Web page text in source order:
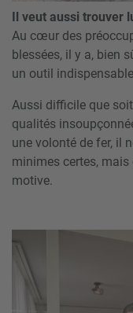
Il veut aussi trouver
Au cœur des
blessées, il y a, bien
un outil
Aussi difficile que
qualités
une volonté de fer, il
minimes certes, mais
motive.